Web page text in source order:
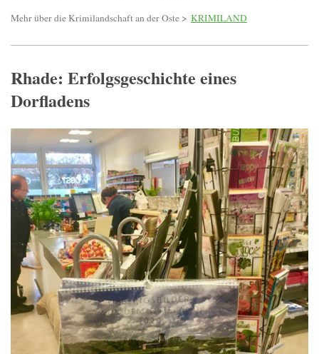
Mehr über die Krimilandschaft an der Oste > KRIMILAND
Rhade: Erfolgsgeschichte eines
Dorfladens